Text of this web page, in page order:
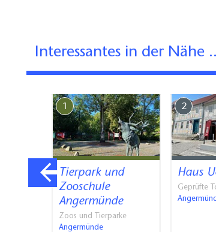
Interessantes in der Nähe
1
Tierpark und
Zooschule
Angermünde
Zoos und Tierparke
Angermünde
2
Haus
Geprüfte